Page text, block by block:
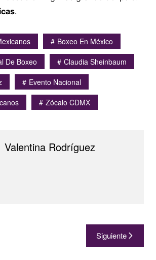
.
Boxeo En México
De Boxeo
Claudia Sheinbaum
Evento Nacional
Zócalo CDMX
Valentina Rodríguez
Siguiente